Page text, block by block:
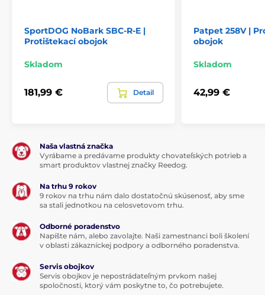
SportDOG NoBark SBC-R-E |
Protištekací obojok
Skladom
181,99 € Detail
Patpet 258V |
obojok
Skladom
42,99 €
Naša vlastná značka
Vyrábame a predávame produkty chovateľských potrieb a
smart produktov vlastnej značky Reedog.
Na trhu 9 rokov
9 rokov na trhu nám dalo dostatočnú skúsenosť, aby sme
sa stali jednotkou na celosvetovom trhu.
Odborné poradenstvo
Napíšte nám, alebo zavolajte. Naši zamestnanci boli školení
v oblasti zákazníckej podpory a odborného poradenstva.
Servis obojkov
Servis obojkov je nepostrádateľným prvkom našej
spoločnosti, ktorý vám poskytne to, čo potrebujete.